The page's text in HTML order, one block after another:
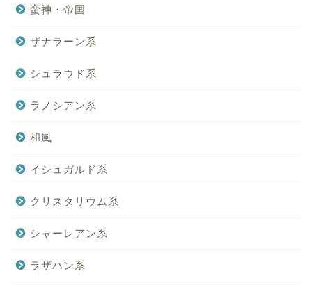
蛮神・帝国
ザナラーン系
シュラウド系
ラノシアン系
和風
イシュガルド系
クリスタリウム系
シャーレアン系
ラザハン系